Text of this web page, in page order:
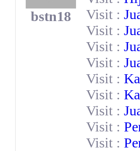
bstn18
Visit :
Visit :
Visit :
Visit :
Visit :
Visit :
Visit :
Visit :
Visit :